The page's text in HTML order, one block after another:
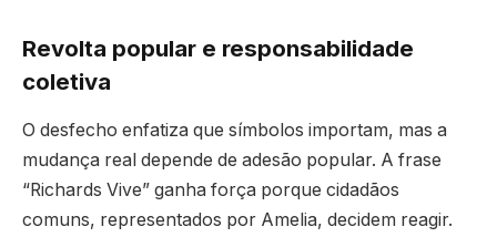
Revolta popular e responsabilidade
coletiva
O desfecho enfatiza que símbolos importam, mas a
mudança real depende de adesão popular. A frase
“Richards Vive” ganha força porque cidadãos
comuns, representados por Amelia, decidem reagir.